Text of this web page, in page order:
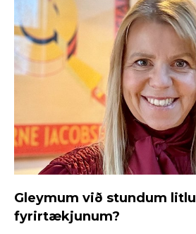
Gleymum við stundum litlu
fyrirtækjunum?